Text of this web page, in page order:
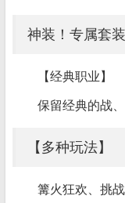
神装！专属套
【经典职业】
保留经典的战
【多种玩法】
篝火狂欢、挑